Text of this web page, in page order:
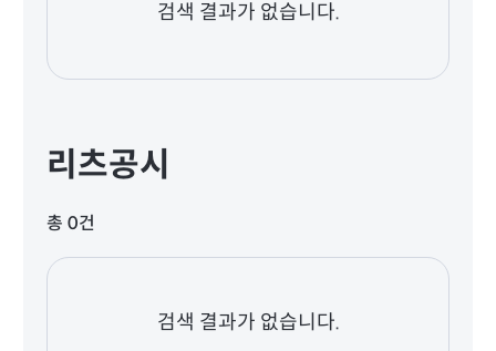
검색 결과가 없습니다.
리츠공시
총 0건
검색 결과가 없습니다.